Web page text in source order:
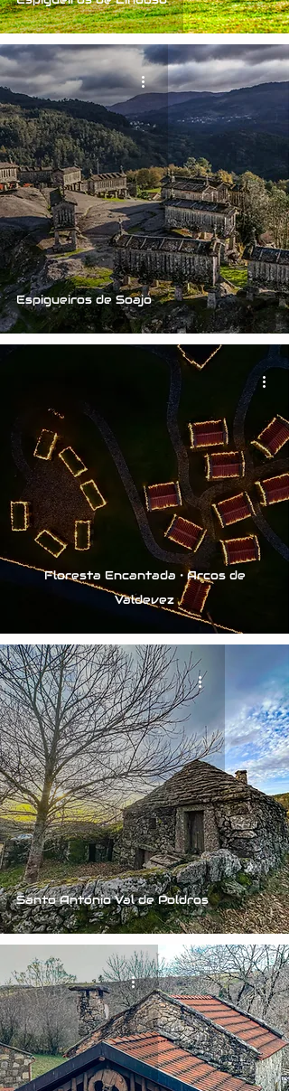
Espigueiros de Soajo
Floresta Encantada • Arcos de
Valdevez
Santo António Val de Poldros